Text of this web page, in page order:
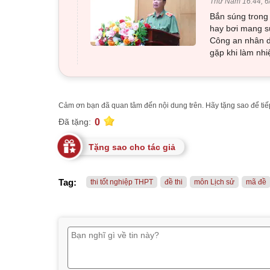
Bắn súng
hay bơi mang
Công an nhân
gặp khi làm
Cảm ơn bạn đã quan tâm đến nội dung trên. Hãy tặng sao để
Đã tặng: 0
Tặng sao cho tác giả
Tag: thi tốt nghiệp THPT đề thi môn Lịch sử mã đề